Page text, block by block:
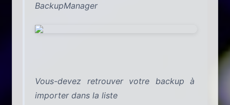
BackupManager
Vous-devez retrouver votre backup à
importer dans la liste